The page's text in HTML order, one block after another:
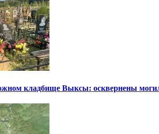
кладбище Выксы: осквернены